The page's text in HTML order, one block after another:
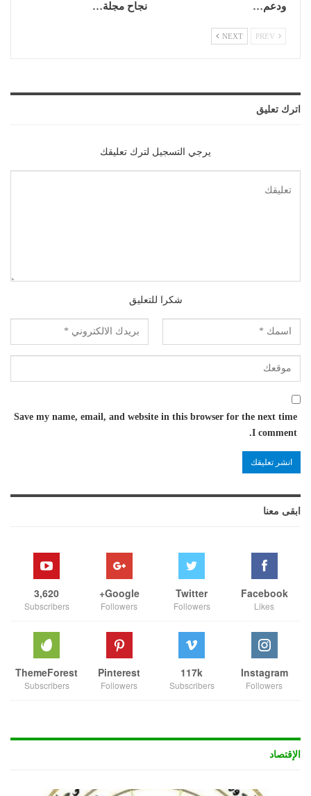
ودعم…
نجاح مجلة…
NEXT
اترك تعليق
يرجي التسجيل لترك تعليقك
شكرا للتعليق
Save my name, email, and website in this browser for the next time
I comment.
ابقى معنا
Facebook
Likes
Twitter
Followers
Google+
Followers
3,620
Subscribers
Instagram
Followers
117k
Subscribers
Pinterest
Followers
ThemeForest
Subscribers
الإقتصاد